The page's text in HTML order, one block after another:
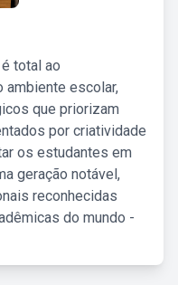
total ao
ambiente escolar,
que priorizam
por criatividade
os estudantes em
geração notável,
reconhecidas
do mundo -